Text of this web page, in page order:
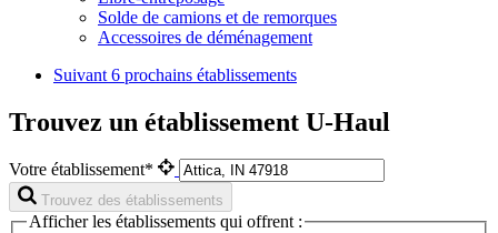
Solde de camions et de remorques
Accessoires de déménagement
Suivant 6 prochains établissements
Trouvez un établissement U-Haul
Votre établissement*
Trouvez des établissements
Afficher les établissements qui offrent :